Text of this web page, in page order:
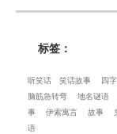
标签：
听笑话 笑话故事 四
脑筋急转弯
地名谜语
事
伊索寓言 故事
语